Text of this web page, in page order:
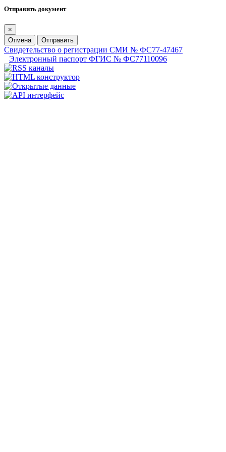
Отправить документ
×
Отмена
Отправить
Свидетельство о регистрации СМИ № ФС77-47467
Электронный паспорт ФГИС № ФС77110096